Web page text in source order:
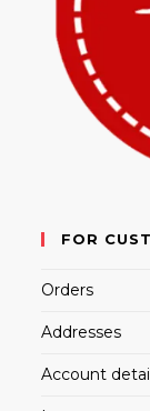
FOR
Orders
Addresses
Account